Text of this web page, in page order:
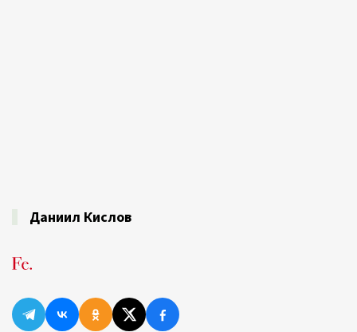
Даниил Кислов